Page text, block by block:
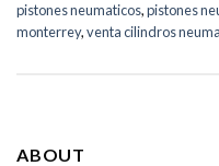
pistones neumaticos,pistones
monterrey,venta cilindros
ABOUT